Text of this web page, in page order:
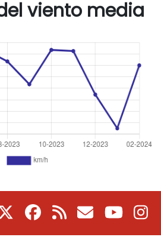
viento media
Facebook
RSS CourrielYoutube